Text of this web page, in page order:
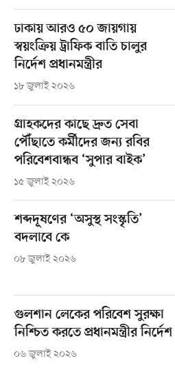
ঢাকায় আরও ৫০ জায়গায়
স্বয়ংক্রিয় ট্রাফিক বাতি চালুর
নির্দেশ প্রধানমন্ত্রীর
১৮ জুলাই ২০২৬
গ্রাহকদের কাছে দ্রুত সেবা
পৌঁছাতে কর্মীদের জন্য রবির
পরিবেশবান্ধব ‘সুপার বাইক’
১৫ জুলাই ২০২৬
শব্দদূষণের ‘অসুস্থ সংস্কৃতি’
বদলাবে কে
০৮ জুলাই ২০২৬
গুলশান লেকের পরিবেশ সুরক্ষা
নিশ্চিত করতে প্রধানমন্ত্রীর নির্দেশ
০৬ জুলাই ২০২৬